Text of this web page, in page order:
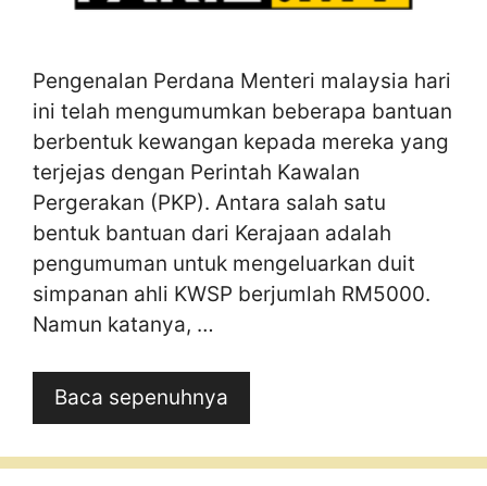
Pengenalan Perdana Menteri malaysia hari
ini telah mengumumkan beberapa bantuan
berbentuk kewangan kepada mereka yang
terjejas dengan Perintah Kawalan
Pergerakan (PKP). Antara salah satu
bentuk bantuan dari Kerajaan adalah
pengumuman untuk mengeluarkan duit
simpanan ahli KWSP berjumlah RM5000.
Namun katanya, …
Baca sepenuhnya